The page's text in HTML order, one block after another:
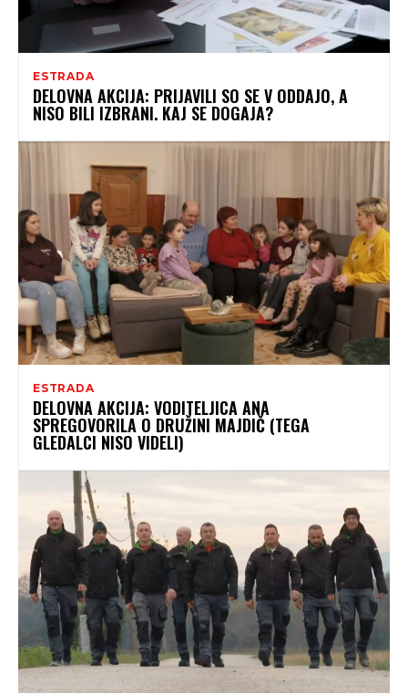
ESTRADA
DELOVNA AKCIJA: PRIJAVILI SO SE V ODDAJO, A
NISO BILI IZBRANI. KAJ SE DOGAJA?
ESTRADA
DELOVNA AKCIJA: VODITELJICA ANA
SPREGOVORILA O DRUŽINI MAJDIČ (TEGA
GLEDALCI NISO VIDELI)